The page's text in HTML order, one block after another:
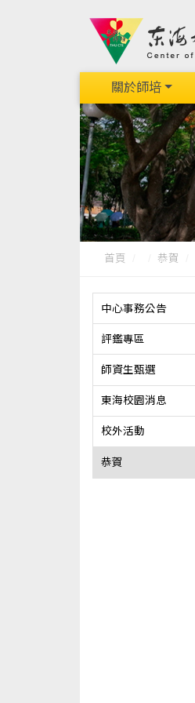
關於師培
首頁 恭賀
中心事務公告
評鑑專區
師資生甄選
東海校園消息
校外活動
恭賀